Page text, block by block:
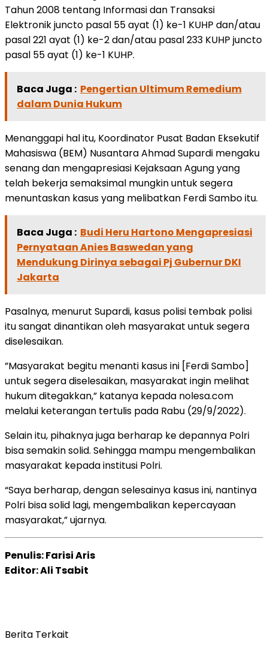
Tahun 2008 tentang Informasi dan Transaksi
Elektronik juncto pasal 55 ayat (1) ke-1 KUHP dan/atau
pasal 221 ayat (1) ke-2 dan/atau pasal 233 KUHP juncto
pasal 55 ayat (1) ke-1 KUHP.
Baca Juga : Pengertian Ultimum Remedium
dalam Dunia Hukum
Menanggapi hal itu, Koordinator Pusat Badan Eksekutif
Mahasiswa (BEM) Nusantara Ahmad Supardi mengaku
senang dan mengapresiasi Kejaksaan Agung yang
telah bekerja semaksimal mungkin untuk segera
menuntaskan kasus yang melibatkan Ferdi Sambo itu.
Baca Juga : Budi Heru Hartono Mengapresiasi
Pernyataan Anies Baswedan yang
Mendukung Dirinya sebagai Pj Gubernur DKI
Jakarta
Pasalnya, menurut Supardi, kasus polisi tembak polisi
itu sangat dinantikan oleh masyarakat untuk segera
diselesaikan.
”Masyarakat begitu menanti kasus ini [Ferdi Sambo]
untuk segera diselesaikan, masyarakat ingin melihat
hukum ditegakkan,” katanya kepada nolesa.com
melalui keterangan tertulis pada Rabu (29/9/2022).
Selain itu, pihaknya juga berharap ke depannya Polri
bisa semakin solid. Sehingga mampu mengembalikan
masyarakat kepada institusi Polri.
“Saya berharap, dengan selesainya kasus ini, nantinya
Polri bisa solid lagi, mengembalikan kepercayaan
masyarakat,” ujarnya.
Penulis: Farisi Aris
Editor: Ali Tsabit
Berita Terkait